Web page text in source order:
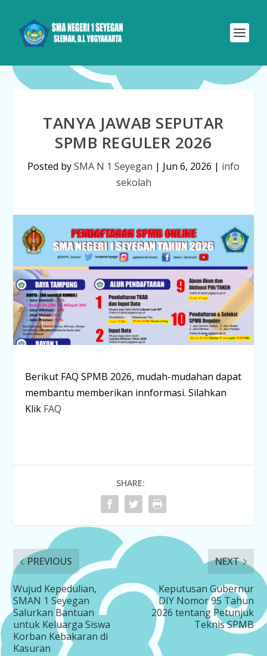
TANYA JAWAB SEPUTAR
SPMB REGULER 2026
Posted bySMA N 1 Seyegan | Jun 6, 2026 | info
sekolah
Berikut FAQ SPMB 2026, mudah-mudahan dapat
membantu memberikan innformasi. Silahkan
Klik FAQ
SHARE:
PREVIOUS
Wujud Kepedulian,
SMAN 1 Seyegan
Salurkan Bantuan
untuk Keluarga Siswa
Korban Kebakaran di
Kasuran
NEXT
Keputusan Gubernur
DIY Nomor 95 Tahun
2026 tentang Petunjuk
Teknis SPMB